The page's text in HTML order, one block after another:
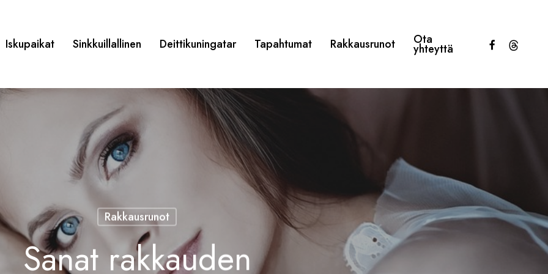
Iskupaikat Sinkkuillallinen Deittikuningatar Tapahtumat Rakkausrunot Ota
yhteyttä facebookthreads
Rakkausrunot
Sanat rakkauden